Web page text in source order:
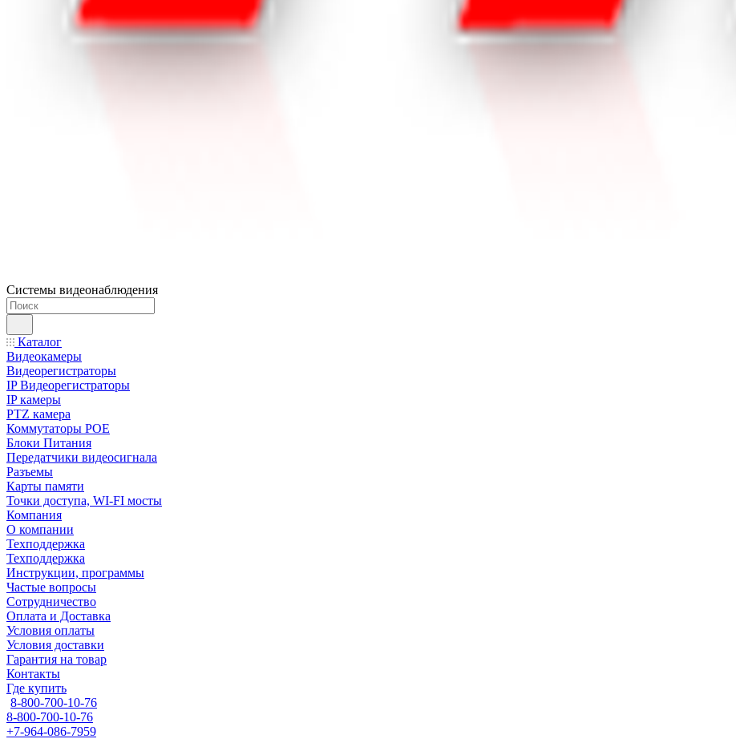
Системы видеонаблюдения
Каталог
Видеокамеры
Видеорегистраторы
IP Видеорегистраторы
IP камеры
PTZ камера
Коммутаторы POE
Блоки Питания
Передатчики видеосигнала
Разъемы
Карты памяти
Точки доступа, WI-FI мосты
Компания
О компании
Техподдержка
Техподдержка
Инструкции, программы
Частые вопросы
Сотрудничество
Оплата и Доставка
Условия оплаты
Условия доставки
Гарантия на товар
Контакты
Где купить
8-800-700-10-76
8-800-700-10-76
+7-964-086-7959